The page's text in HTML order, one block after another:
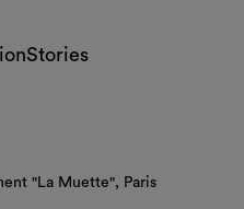
Stories
"La Muette", Paris